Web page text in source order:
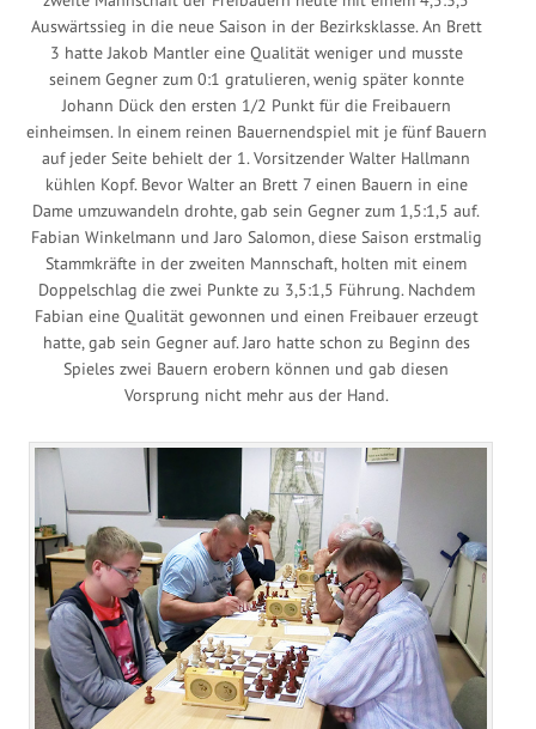
Auswärtssieg in die neue Saison in der Bezirksklasse. An Brett
3 hatte Jakob Mantler eine Qualität weniger und musste
seinem Gegner zum 0:1 gratulieren, wenig später konnte
Johann Dück den ersten 1/2 Punkt für die Freibauern
einheimsen. In einem reinen Bauernendspiel mit je fünf Bauern
auf jeder Seite behielt der 1. Vorsitzender Walter Hallmann
kühlen Kopf. Bevor Walter an Brett 7 einen Bauern in eine
Dame umzuwandeln drohte, gab sein Gegner zum 1,5:1,5 auf.
Fabian Winkelmann und Jaro Salomon, diese Saison erstmalig
Stammkräfte in der zweiten Mannschaft, holten mit einem
Doppelschlag die zwei Punkte zu 3,5:1,5 Führung. Nachdem
Fabian eine Qualität gewonnen und einen Freibauer erzeugt
hatte, gab sein Gegner auf. Jaro hatte schon zu Beginn des
Spieles zwei Bauern erobern können und gab diesen
Vorsprung nicht mehr aus der Hand.